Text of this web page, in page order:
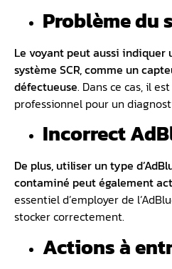
Problème du
Le voyant peut aussi
système SCR, comme un
défectueuse. Dans ce cas, il
professionnel pour un
Incorrect
De plus, utiliser un type
contaminé peut également
essentiel d’employer de
stocker correctement.
Actions à